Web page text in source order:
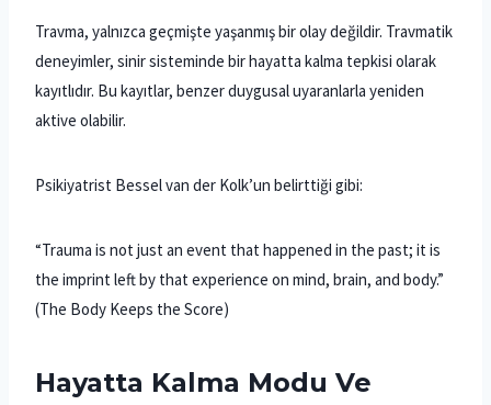
Travma, yalnızca geçmişte yaşanmış bir olay değildir. Travmatik
deneyimler, sinir sisteminde bir hayatta kalma tepkisi olarak
kayıtlıdır. Bu kayıtlar, benzer duygusal uyaranlarla yeniden
aktive olabilir.
Psikiyatrist Bessel van der Kolk’un belirttiği gibi:
“Trauma is not just an event that happened in the past; it is
the imprint left by that experience on mind, brain, and body.”
(The Body Keeps the Score)
Hayatta Kalma Modu Ve